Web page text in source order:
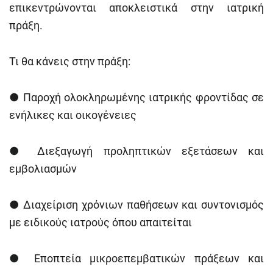
επικεντρώνονται αποκλειστικά στην ιατρική
πράξη.
Τι θα κάνεις στην πράξη:
● Παροχή ολοκληρωμένης ιατρικής φροντίδας σε
ενήλικες και οικογένειες
●Διεξαγωγή προληπτικών εξετάσεων και
εμβολιασμών
●Διαχείριση χρόνιων παθήσεων και συντονισμός
με ειδικούς ιατρούς όπου απαιτείται
● Εποπτεία μικροεπεμβατικών πράξεων και